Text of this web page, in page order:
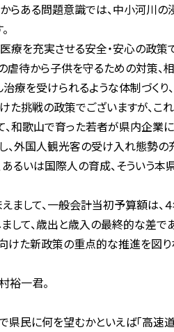
らある問題意識では、中小河川
療を充実させる安全・安心の政策
虐待から子供を守るための対策、
療を受けられるような体制づくり
た挑戦の政策でございますが、こ
和歌山で育った若者が県内企業に
、外国人観光客の受け入れ態勢
るいは国際人の育成、そういう
まして、一般会計当初予算額は
して、歳出と歳入の最終的な差
た新政策の重点的な推進を図り
一君。
に何を望むかといえば「高速道